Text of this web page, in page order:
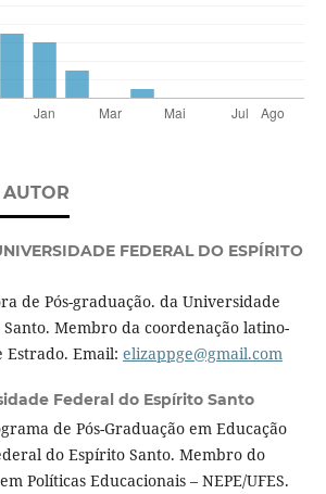
FEDERAL DO ESPÍRITO
de Pós-graduação. da Universidade
Membro da coordenação latino-
Estrado. Email: elizappge@gmail.com
Federal do Espírito Santo
de Pós-Graduação em Educação
do Espírito Santo. Membro do
Políticas Educacionais – NEPE/UFES.